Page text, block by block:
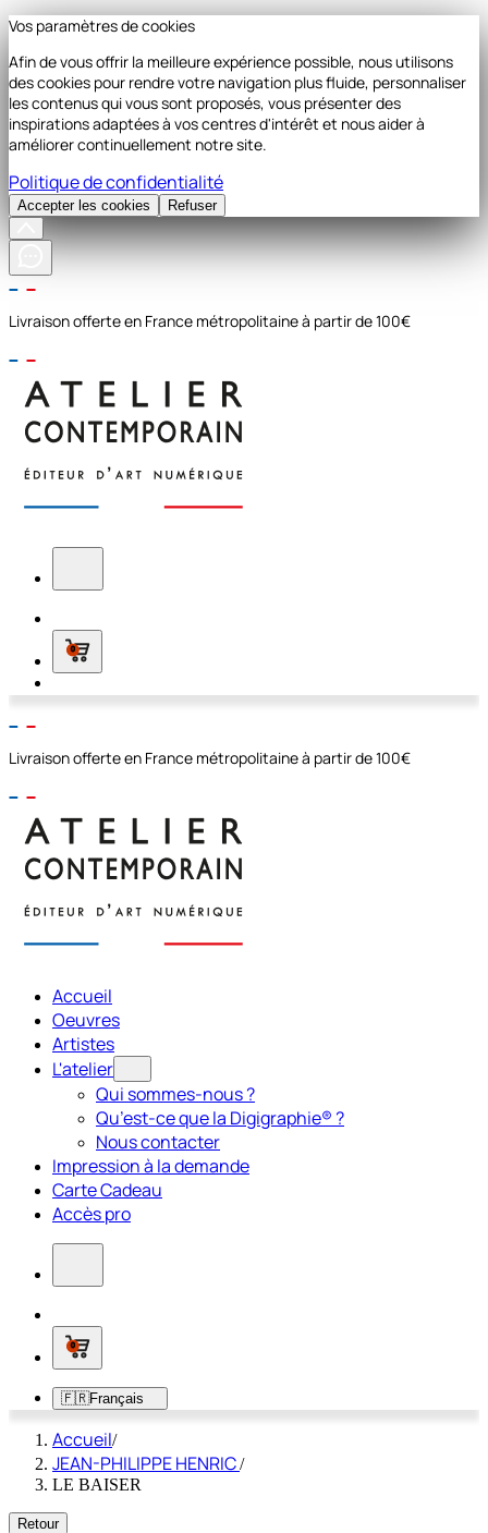
Vos paramètres de cookies
Afin de vous offrir la meilleure expérience possible, nous utilisons
des cookies pour rendre votre navigation plus fluide, personnaliser
les contenus qui vous sont proposés, vous présenter des
inspirations adaptées à vos centres d'intérêt et nous aider à
améliorer continuellement notre site.
Politique de confidentialité
Accepter les cookies Refuser
Livraison offerte en France métropolitaine à partir de 100€
0
Livraison offerte en France métropolitaine à partir de 100€
Accueil
Oeuvres
Artistes
L'atelier
Qui sommes-nous ?
Qu’est-ce que la Digigraphie® ?
Nous contacter
Impression à la demande
Carte Cadeau
Accès pro
0
🇫🇷Français
Accueil/
JEAN-PHILIPPE HENRIC/
LE BAISER
Retour